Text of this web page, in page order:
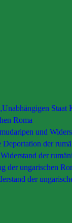
Staat
Roma
und
der
der
der ungarischen
der